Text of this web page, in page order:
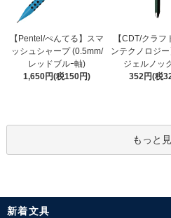
【Pentel/ぺんてる】スマ
ッシュシャープ (0.5mm/
レッドブルｰ軸)
1,650円(税150円)
【CDT/クラフ
ンテクノロジ
ジェルノッ
352円(税
もっと
新着文具